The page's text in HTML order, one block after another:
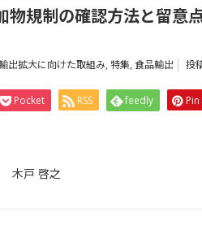
規制の確認方法と留意
出拡大に向けた取組み, 特集, 食品輸出 投
Pocket RSS feedly
木戸 啓之